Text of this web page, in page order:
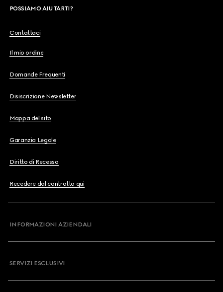
POSSIAMO AIUTARTI?
Contattaci
Il mio ordine
Domande Frequenti
Disiscrizione Newsletter
Mappa del sito
Garanzia Legale
Diritto di Recesso
Recedere dal contratto qui
INFORMAZIONI AZIENDALI
SERVIZI ESCLUSIVI